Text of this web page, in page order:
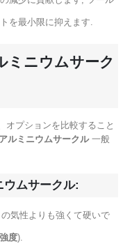
を最小限に抑えます.
ミニウムサーク
オプションを比較すること
ルミニウムサークル一般
ムサークル:
気性よりも強くて硬いで
度).